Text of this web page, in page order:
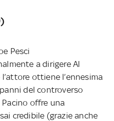
Pesci
a dirigere Al
ottiene l’ennesima
del controverso
offre una
credibile (grazie anche